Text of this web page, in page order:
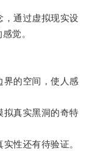
通过虚拟现实设
觉。
的空间，使人感
真实黑洞的奇特
性还有待验证。